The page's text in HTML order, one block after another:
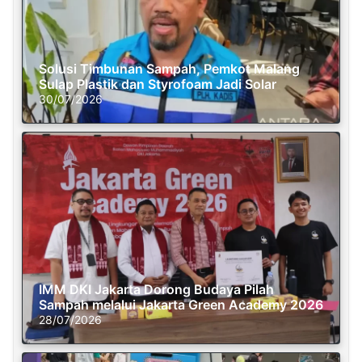
Solusi Timbunan Sampah, Pemkot Malang
Sulap Plastik dan Styrofoam Jadi Solar
30/07/2026
IMM DKI Jakarta Dorong Budaya Pilah
Sampah melalui Jakarta Green Academy 2026
28/07/2026